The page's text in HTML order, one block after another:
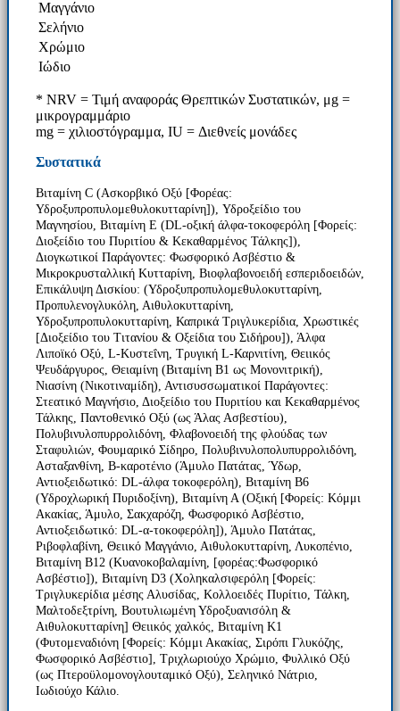
Μαγγάνιο
Σελήνιο
Χρώμιο
Ιώδιο
* NRV = Τιμή αναφοράς Θρεπτικών Συστατικών, μg =
μικρογραμμάριο
mg = χιλιοστόγραμμα, IU = Διεθνείς μονάδες
Συστατικά
Βιταμίνη C (Ασκορβικό Οξύ [Φορέας:
Υδροξυπροπυλομεθυλοκυτταρίνη]), Υδροξείδιο του
Μαγνησίου, Βιταμίνη Ε (DL-οξική άλφα-τοκοφερόλη [Φορείς:
Διοξείδιο του Πυριτίου & Κεκαθαρμένος Τάλκης]),
Διογκωτικοί Παράγοντες: Φωσφορικό Ασβέστιο &
Μικροκρυσταλλική Κυτταρίνη, Βιοφλαβονοειδή εσπεριδοειδών,
Επικάλυψη Δισκίου: (Υδροξυπροπυλομεθυλοκυτταρίνη,
Προπυλενογλυκόλη, Αιθυλοκυτταρίνη,
Υδροξυπροπυλοκυτταρίνη, Καπρικά Τριγλυκερίδια, Χρωστικές
[Διοξείδιο του Τιτανίου & Οξείδια του Σιδήρου]), Άλφα
Λιποϊκό Οξύ, L-Κυστεΐνη, Τρυγική L-Καρνιτίνη, Θειικός
Ψευδάργυρος, Θειαμίνη (Βιταμίνη Β1 ως Μονονιτρική),
Νιασίνη (Νικοτιναμίδη), Αντισυσσωματικοί Παράγοντες:
Στεατικό Μαγνήσιο, Διοξείδιο του Πυριτίου και Κεκαθαρμένος
Τάλκης, Παντοθενικό Οξύ (ως Άλας Ασβεστίου),
Πολυβινυλοπυρρολιδόνη, Φλαβονοειδή της φλούδας των
Σταφυλιών, Φουμαρικό Σίδηρο, Πολυβινυλοπολυπυρρολιδόνη,
Ασταξανθίνη, Β-καροτένιο (Άμυλο Πατάτας, Ύδωρ,
Αντιοξειδωτικό: DL-άλφα τοκοφερόλη), Βιταμίνη Β6
(Υδροχλωρική Πυριδοξίνη), Βιταμίνη Α (Οξική [Φορείς: Κόμμι
Ακακίας, Άμυλο, Σακχαρόζη, Φωσφορικό Ασβέστιο,
Αντιοξειδωτικό: DL-α-τοκοφερόλη]), Άμυλο Πατάτας,
Ριβοφλαβίνη, Θειικό Μαγγάνιο, Αιθυλοκυτταρίνη, Λυκοπένιο,
Βιταμίνη Β12 (Κυανοκοβαλαμίνη, [φορέας:Φωσφορικό
Ασβέστιο]), Βιταμίνη D3 (Χοληκαλσιφερόλη [Φορείς:
Τριγλυκερίδια μέσης Αλυσίδας, Κολλοειδές Πυρίτιο, Τάλκη,
Μαλτοδεξτρίνη, Βουτυλιωμένη Υδροξυανισόλη &
Αιθυλοκυτταρίνη] Θειικός χαλκός, Βιταμίνη Κ1
(Φυτομεναδιόνη [Φορείς: Κόμμι Ακακίας, Σιρόπι Γλυκόζης,
Φωσφορικό Ασβέστιο], Τριχλωριούχο Χρώμιο, Φυλλικό Οξύ
(ως Πτεροϋλομονογλουταμικό Οξύ), Σεληνικό Νάτριο,
Ιωδιούχο Κάλιο.